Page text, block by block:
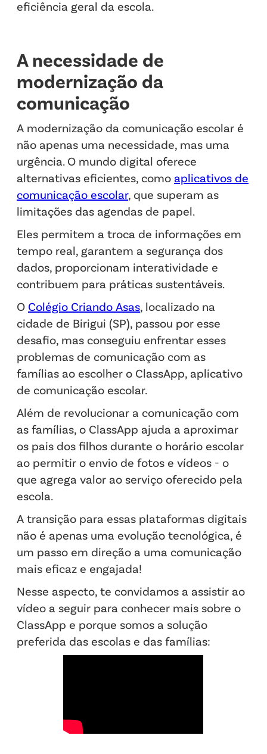
eficiência geral da escola.
A necessidade de
modernização da
comunicação
A modernização da comunicação escolar é
não apenas uma necessidade, mas uma
urgência. O mundo digital oferece
alternativas eficientes, como aplicativos de
comunicação escolar, que superam as
limitações das agendas de papel.
Eles permitem a troca de informações em
tempo real, garantem a segurança dos
dados, proporcionam interatividade e
contribuem para práticas sustentáveis.
O Colégio Criando Asas, localizado na
cidade de Birigui (SP), passou por esse
desafio, mas conseguiu enfrentar esses
problemas de comunicação com as
famílias ao escolher o ClassApp, aplicativo
de comunicação escolar.
Além de revolucionar a comunicação com
as famílias, o ClassApp ajuda a aproximar
os pais dos filhos durante o horário escolar
ao permitir o envio de fotos e vídeos - o
que agrega valor ao serviço oferecido pela
escola.
A transição para essas plataformas digitais
não é apenas uma evolução tecnológica, é
um passo em direção a uma comunicação
mais eficaz e engajada!
Nesse aspecto, te convidamos a assistir ao
vídeo a seguir para conhecer mais sobre o
ClassApp e porque somos a solução
preferida das escolas e das famílias: